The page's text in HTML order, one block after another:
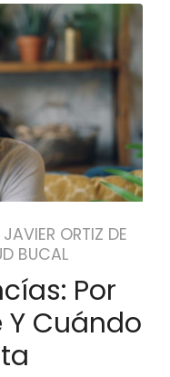
JAVIER ORTIZ DE
BUCAL
Por
Y Cuándo